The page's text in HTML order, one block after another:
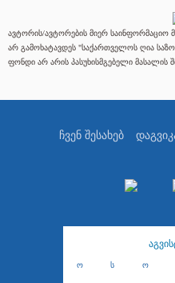
ავტორის/ავტორების მიერ საინფორმაციო
არ გამოხატავდეს "საქართველოს ღია
ფონდი არ არის პასუხისმგებელი მასალის
ჩვენ შესახებ
ო ს ო